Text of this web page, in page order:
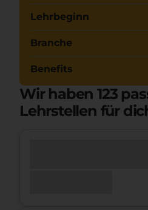
Lehrbeginn
Branche
Benefits
Wir haben 123
Lehrstellen für